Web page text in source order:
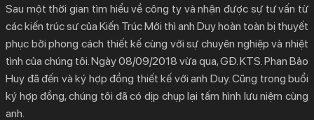
Sau một thời gian tìm hiểu về công ty và nhận được sự tư vấn từ
các kiến trúc sư của Kiến Trúc Mới thì anh Duy hoàn toàn bị thuyết
phục bởi phong cách thiết kế cùng với sự chuyên nghiệp và nhiệt
tình của chúng tôi. Ngày 08/09/2018 vừa qua, GĐ. KTS. Phan Bảo
Huy đã đến và ký hợp đồng thiết kế với anh Duy. Cũng trong buổi
ký hợp đồng, chúng tôi đã có dịp chụp lại tấm hình lưu niệm cùng
anh.